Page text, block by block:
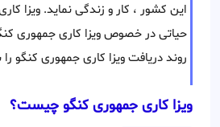
این کشور ، کار و زندگی نماید. ویزا
حیاتی در خصوص ویزا کاری جمهوری
روند دریافت ویزا کاری جمهوری کنگو
ویزا کاری جمهوری کنگو چیست؟